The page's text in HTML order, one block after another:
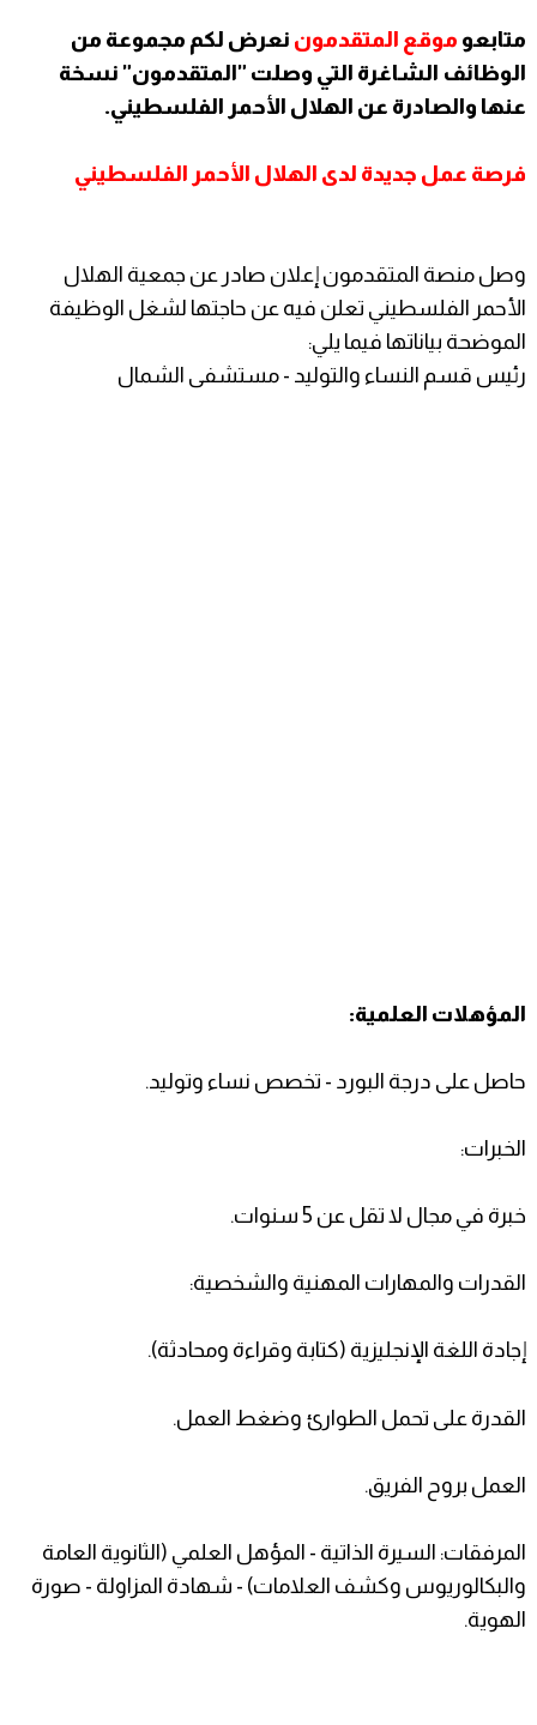
متابعو موقع المتقدمون نعرض لكم مجموعة من
الوظائف الشاغرة التي وصلت "المتقدمون" نسخة
عنها والصادرة عن الهلال الأحمر الفلسطيني.
فرصة عمل جديدة لدى الهلال الأحمر الفلسطيني
وصل منصة المتقدمون إعلان صادر عن جمعية الهلال
الأحمر الفلسطيني تعلن فيه عن حاجتها لشغل الوظيفة
الموضحة بياناتها فيما يلي:
رئيس قسم النساء والتوليد - مستشفى الشمال
المؤهلات العلمية:
​حاصل على درجة البورد - تخصص نساء وتوليد.
​الخبرات:
​خبرة في مجال لا تقل عن 5 سنوات.
​القدرات والمهارات المهنية والشخصية:
​إجادة اللغة الإنجليزية (كتابة وقراءة ومحادثة).
​القدرة على تحمل الطوارئ وضغط العمل.
​العمل بروح الفريق.
​المرفقات: السيرة الذاتية - المؤهل العلمي (الثانوية العامة
والبكالوريوس وكشف العلامات) - شهادة المزاولة - صورة
الهوية.